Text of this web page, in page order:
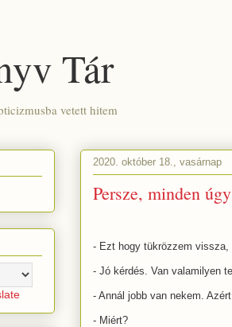
Tár
vetett hitem
2020. október 18., vasárnap
Persze, minden
- Ezt hogy tükrözzem vissza,
- Jó kérdés. Van valamilyen
- Annál jobb van nekem.
- Miért?